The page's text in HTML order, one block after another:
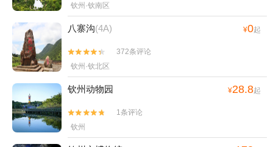
钦州·钦南区
八寨沟(4A) ¥0起


372条评论
钦州·钦北区
钦州动物园 ¥28.8起


1条评论
钦州